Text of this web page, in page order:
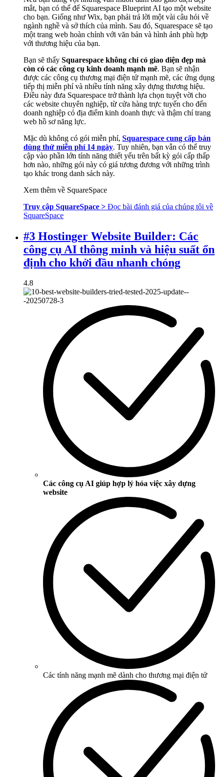
mắt, bạn có thể để Squarespace Blueprint AI tạo một website
cho bạn. Giống như Wix, bạn phải trả lời một vài câu hỏi về
ngành nghề và sở thích của mình. Sau đó, Squarespace sẽ tạo
một trang web hoàn chỉnh với văn bản và hình ảnh phù hợp
với thương hiệu của bạn.
Bạn sẽ thấy Squarespace không chỉ có giao diện đẹp mà
còn có các công cụ kinh doanh mạnh mẽ. Bạn sẽ nhận
được các công cụ thương mại điện tử mạnh mẽ, các ứng dụng
tiếp thị miễn phí và nhiều tính năng xây dựng thương hiệu.
Điều này đưa Squarespace trở thành lựa chọn tuyệt vời cho
các website chuyên nghiệp, từ cửa hàng trực tuyến cho đến
doanh nghiệp có địa điểm kinh doanh thực và thậm chí trang
web hồ sơ năng lực.
Mặc dù không có gói miễn phí, Squarespace cung cấp bản
dùng thử miễn phí 14 ngày. Tuy nhiên, bạn vẫn có thể truy
cập vào phần lớn tính năng thiết yếu trên bất kỳ gói cấp thấp
hơn nào, những gói này có giá tương đương với những trình
tạo khác trong danh sách này.
Xem thêm về SquareSpace
Truy cập SquareSpace > Đọc bài đánh giá của chúng tôi về
SquareSpace
#3 Hostinger Website Builder: Các
công cụ AI thông minh và hiệu suất ổn
định cho khởi đầu nhanh chóng
4.8
Các công cụ AI giúp hợp lý hóa việc xây dựng
website
Các tính năng mạnh mẽ dành cho thương mại điện tử